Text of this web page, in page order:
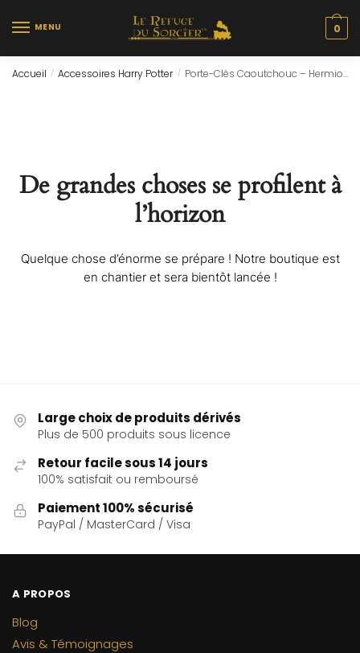
MENU 0
Accueil / Accessoires Harry Potter / Porte-Clés Caoutchouc – Hermione Chibi
De grandes choses se profilent à
l’horizon
Quelque chose d’énorme se prépare ! Notre boutique est
en chantier et sera bientôt lancée !
Large choix de produits dérivés
Plus de 500 produits sous licence
Retour facile sous 14 jours
100% satisfait ou remboursé
Paiement 100% sécurisé
PayPal / MasterCard / Visa
A PROPOS
Blog
Avis & Témoignages